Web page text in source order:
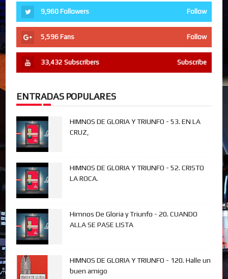
9,960 Followers Follow
5,596 Fans Follow
33,432 Subscribers Subscribe
ENTRADAS POPULARES
HIMNOS DE GLORIA Y TRIUNFO - 53. EN LA
CRUZ,
HIMNOS DE GLORIA Y TRIUNFO - 52. CRISTO
LA ROCA.
Himnos De Gloria y Triunfo - 20. CUANDO
ALLA SE PASE LISTA
HIMNOS DE GLORIA Y TRIUNFO - 120. Halle un
buen amigo